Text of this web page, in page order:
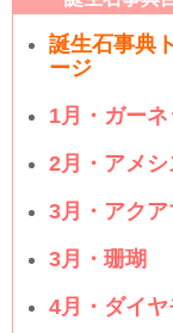
誕生石事典
ージ
1月・ガーネ
2月・アメシ
3月・アクア
3月・珊瑚
4月・ダイヤ